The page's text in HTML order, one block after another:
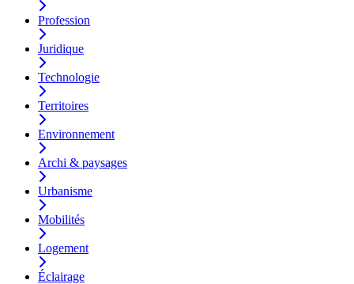
Profession
Juridique
Technologie
Territoires
Environnement
Archi & paysages
Urbanisme
Mobilités
Logement
Éclairage